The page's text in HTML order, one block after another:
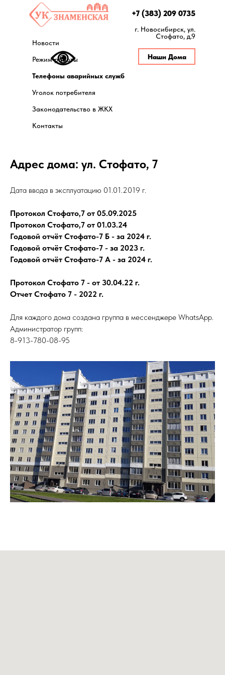
Новости
Телефоны аварийных служб
+7 (383) 209 0735
Законодательство в ЖКХ
Контакты
Режим работы
Уголок потребителя
г. Новосибирск, ул.
Стофато, д.9
Наши Дома
Адрес дома: ул. Стофато, 7
Дата ввода в эксплуатацию 01.01.2019 г.
Протокол Стофато,7 от 05.09.2025
Протокол Стофато,7 от 01.03.24
Годовой отчёт Стофато-7 Б - за 2024 г.
Годовой отчёт Стофато-7 - за 2023 г.
Годовой отчёт Стофато-7 А - за 2024 г.
Протокол Стофато 7 - от 30.04.22 г.
Отчет Стофато 7 - 2022 г.
Для каждого дома создана группа в мессенджере WhatsApp.
Администратор групп:
8-913-780-08-95